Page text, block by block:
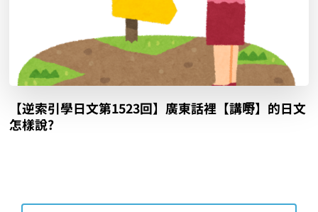
【逆索引學日文第1523回】廣東話裡【講嘢】的日文
怎樣說?